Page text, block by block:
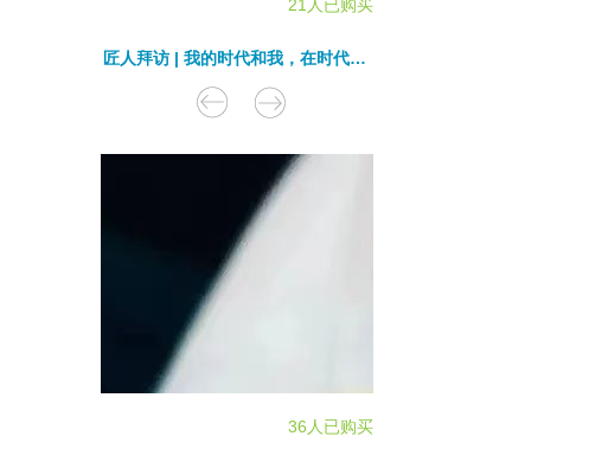
21人已购买
匠人拜访 | 我的时代和我，在时代中忠于自己的选择
36人已购买